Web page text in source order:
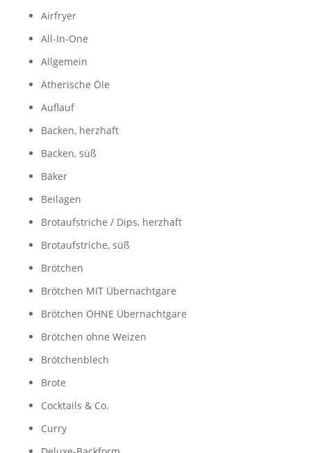
Airfryer
All-In-One
Allgemein
Ätherische Öle
Auflauf
Backen, herzhaft
Backen, süß
Bäker
Beilagen
Brotaufstriche / Dips, herzhaft
Brotaufstriche, süß
Brötchen
Brötchen MIT Übernachtgare
Brötchen OHNE Übernachtgare
Brötchen ohne Weizen
Brötchenblech
Brote
Cocktails & Co.
Curry